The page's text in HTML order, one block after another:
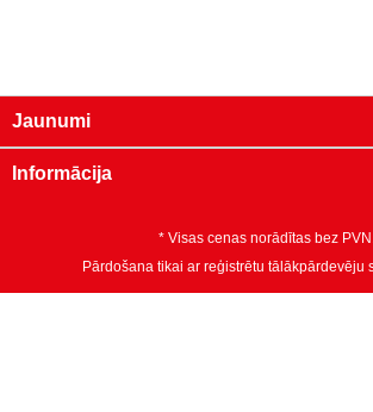
Jaunumi
Informācija
* Visas cenas norādītas bez
Pārdošana tikai ar reģistrētu tālākpārdevēju